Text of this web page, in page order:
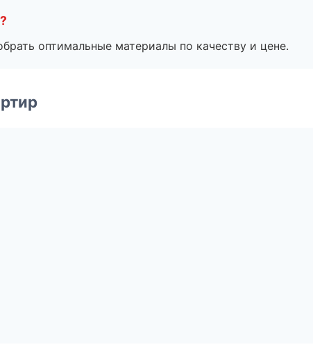
оптимальные материалы по качеству и цене.